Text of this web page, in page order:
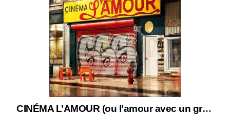
CINÉMA L’AMOUR (ou l’amour avec un grand C)